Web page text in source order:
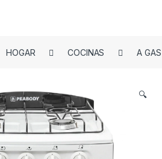
HOGAR COCINAS A GAS
🔍